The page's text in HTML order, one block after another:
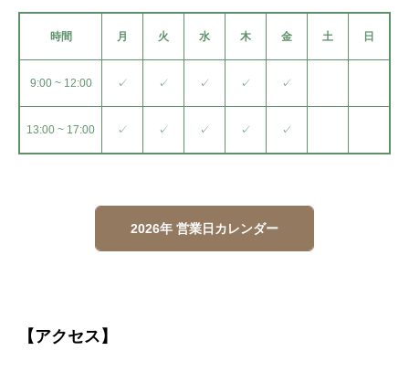
時間 月 火 水 木 金 土 日
9:00 ~ 12:00 ✓ ✓ ✓ ✓ ✓
13:00 ~ 17:00 ✓ ✓ ✓ ✓ ✓
2026年 営業日カレンダー
【アクセス】